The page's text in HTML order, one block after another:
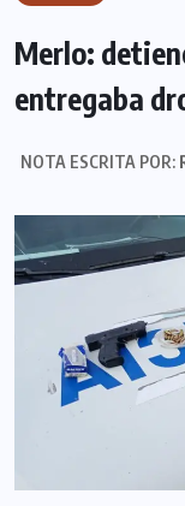
Merlo:
entregaba
NOTA ESCRITA POR: